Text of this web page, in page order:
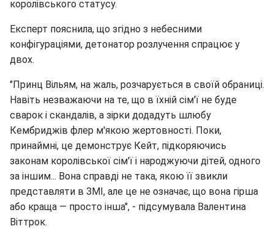
королівського статусу.
Експерт пояснила, що згідно з небесними
конфігураціями, детонатор розлучення спрацює у
двох.
"Принц Вільям, на жаль, розчарується в своїй обраниці.
Навіть незважаючи на те, що в їхній сім'ї не буде
сварок і скандалів, а зірки додадуть шлюбу
Кембриджів флер м'якою жертовності. Поки,
принаймні, це демонструє Кейт, підкоряючись
законам королівської сім'ї і народжуючи дітей, одного
за іншим... Вона справді не така, якою її звикли
представляти в ЗМІ, але це не означає, що вона гірша
або краща — просто інша", - підсумувала Валентина
Віттрок.